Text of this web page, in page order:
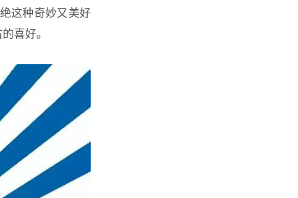
这种奇妙又美好
喜好。